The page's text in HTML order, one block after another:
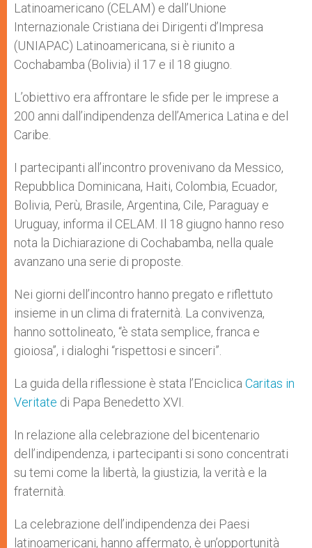
Latinoamericano (CELAM) e dall’Unione
Internazionale Cristiana dei Dirigenti d’Impresa
(UNIAPAC) Latinoamericana, si è riunito a
Cochabamba (Bolivia) il 17 e il 18 giugno.
L’obiettivo era affrontare le sfide per le imprese a
200 anni dall’indipendenza dell’America Latina e del
Caribe.
I partecipanti all’incontro provenivano da Messico,
Repubblica Dominicana, Haiti, Colombia, Ecuador,
Bolivia, Perù, Brasile, Argentina, Cile, Paraguay e
Uruguay, informa il CELAM. Il 18 giugno hanno reso
nota la Dichiarazione di Cochabamba, nella quale
avanzano una serie di proposte.
Nei giorni dell’incontro hanno pregato e riflettuto
insieme in un clima di fraternità. La convivenza,
hanno sottolineato, “è stata semplice, franca e
gioiosa”, i dialoghi “rispettosi e sinceri”.
La guida della riflessione è stata l’Enciclica Caritas in
Veritate di Papa Benedetto XVI.
In relazione alla celebrazione del bicentenario
dell’indipendenza, i partecipanti si sono concentrati
su temi come la libertà, la giustizia, la verità e la
fraternità.
La celebrazione dell’indipendenza dei Paesi
latinoamericani, hanno affermato, è un’opportunità